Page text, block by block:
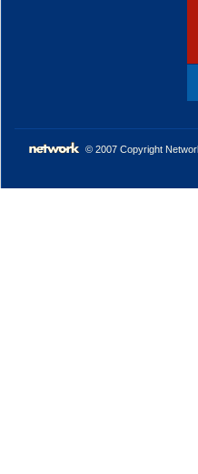
© 2007 Copyright